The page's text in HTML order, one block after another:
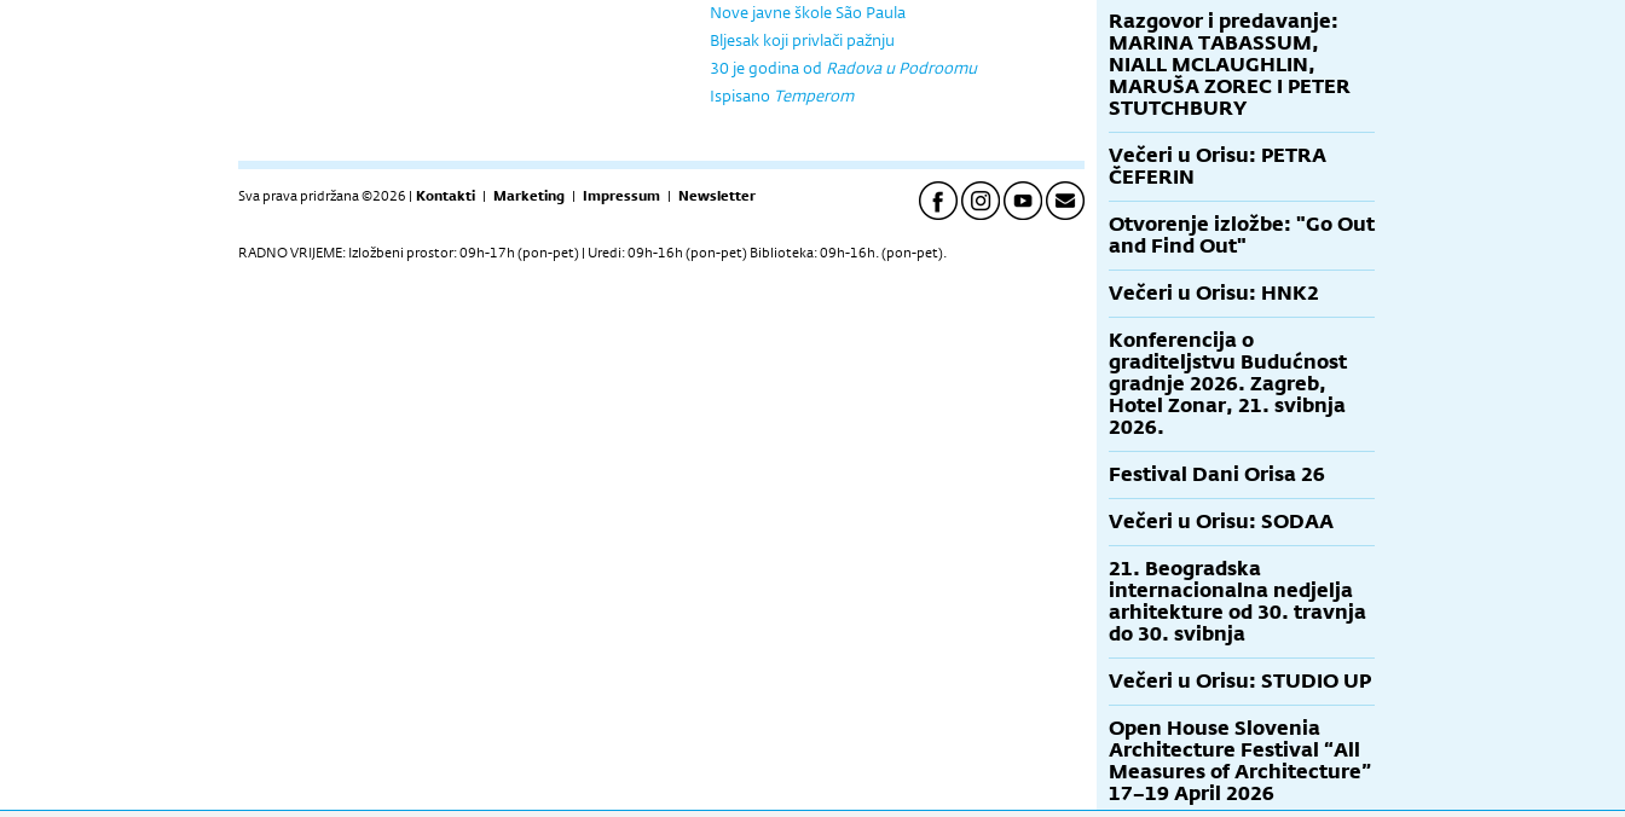
Nove javne škole São Paula
Bljesak koji privlači pažnju
30 je godina od Radova u Podroomu
Ispisano Temperom
Sva prava pridržana ©2026 | Kontakti | Marketing | Impressum | Newsletter
RADNO VRIJEME: Izložbeni prostor: 09h-17h (pon-pet) | Uredi: 09h-16h (pon-pet) Biblioteka: 09h-16h. (pon-pet).
Razgovor i predavanje:
MARINA TABASSUM,
NIALL MCLAUGHLIN,
MARUŠA ZOREC I PETER
STUTCHBURY
Večeri u Orisu: PETRA
ČEFERIN
Otvorenje izložbe: "Go Out
and Find Out"
Večeri u Orisu: HNK2
Konferencija o
graditeljstvu Budućnost
gradnje 2026. Zagreb,
Hotel Zonar, 21. svibnja
2026.
Festival Dani Orisa 26
Večeri u Orisu: SODAA
21. Beogradska
internacionalna nedjelja
arhitekture od 30. travnja
do 30. svibnja
Večeri u Orisu: STUDIO UP
Open House Slovenia
Architecture Festival “All
Measures of Architecture”
17–19 April 2026